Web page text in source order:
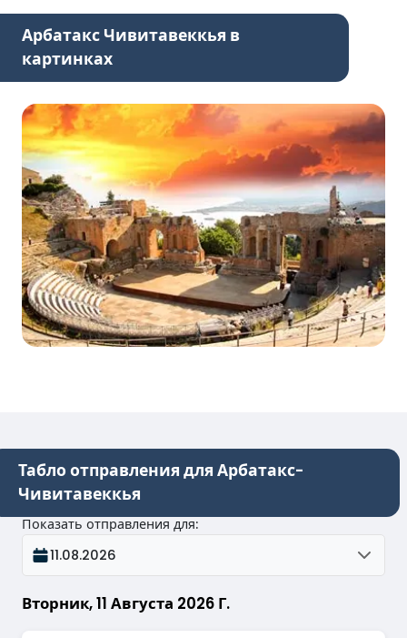
Арбатакс Чивитавеккья в
картинках
Табло отправления для Арбатакс-
Чивитавеккья
Вторник, 11 Августа 2026 Г.
Показать отправления для:
11.08.2026